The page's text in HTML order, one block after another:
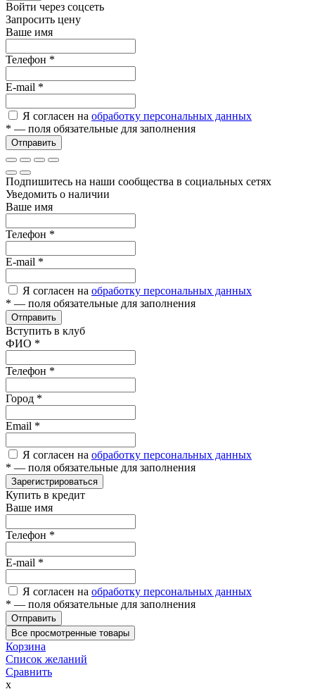
Войти через соцсеть
Запросить цену
Ваше имя
Телефон *
E-mail *
Я согласен на обработку персональных данных
* — поля обязательные для заполнения
Отправить
Подпишитесь на наши сообщества в социальных сетях
Уведомить о наличии
Ваше имя
Телефон *
E-mail *
Я согласен на обработку персональных данных
* — поля обязательные для заполнения
Отправить
Вступить в клуб
ФИО *
Телефон *
Город *
Email *
Я согласен на обработку персональных данных
* — поля обязательные для заполнения
Зарегистрироваться
Купить в кредит
Ваше имя
Телефон *
E-mail *
Я согласен на обработку персональных данных
* — поля обязательные для заполнения
Отправить
Все просмотренные товары
Корзина
Список желаний
Сравнить
x